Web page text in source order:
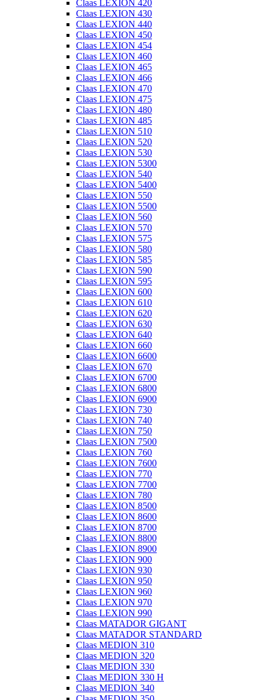
Claas LEXION 420
Claas LEXION 430
Claas LEXION 440
Claas LEXION 450
Claas LEXION 454
Claas LEXION 460
Claas LEXION 465
Claas LEXION 466
Claas LEXION 470
Claas LEXION 475
Claas LEXION 480
Claas LEXION 485
Claas LEXION 510
Claas LEXION 520
Claas LEXION 530
Claas LEXION 5300
Claas LEXION 540
Claas LEXION 5400
Claas LEXION 550
Claas LEXION 5500
Claas LEXION 560
Claas LEXION 570
Claas LEXION 575
Claas LEXION 580
Claas LEXION 585
Claas LEXION 590
Claas LEXION 595
Claas LEXION 600
Claas LEXION 610
Claas LEXION 620
Claas LEXION 630
Claas LEXION 640
Claas LEXION 660
Claas LEXION 6600
Claas LEXION 670
Claas LEXION 6700
Claas LEXION 6800
Claas LEXION 6900
Claas LEXION 730
Claas LEXION 740
Claas LEXION 750
Claas LEXION 7500
Claas LEXION 760
Claas LEXION 7600
Claas LEXION 770
Claas LEXION 7700
Claas LEXION 780
Claas LEXION 8500
Claas LEXION 8600
Claas LEXION 8700
Claas LEXION 8800
Claas LEXION 8900
Claas LEXION 900
Claas LEXION 930
Claas LEXION 950
Claas LEXION 960
Claas LEXION 970
Claas LEXION 990
Claas MATADOR GIGANT
Claas MATADOR STANDARD
Claas MEDION 310
Claas MEDION 320
Claas MEDION 330
Claas MEDION 330 H
Claas MEDION 340